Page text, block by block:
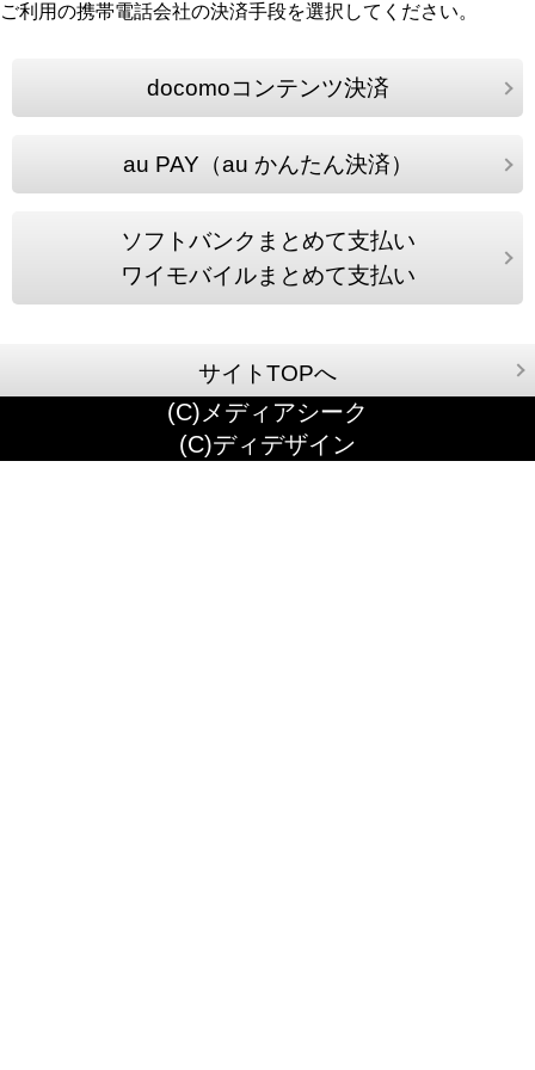
ご利用の携帯電話会社の決済手段を選択してください。
docomoコンテンツ決済
au PAY（au かんたん決済）
ソフトバンクまとめて支払い
ワイモバイルまとめて支払い
サイトTOPへ
(C)メディアシーク
(C)ディデザイン